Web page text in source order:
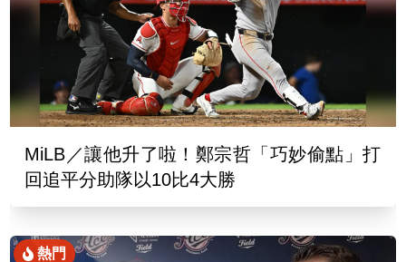
MiLB／讓他升了啦！鄭宗哲「巧妙偷點」打
回追平分助隊以10比4大勝
熱門